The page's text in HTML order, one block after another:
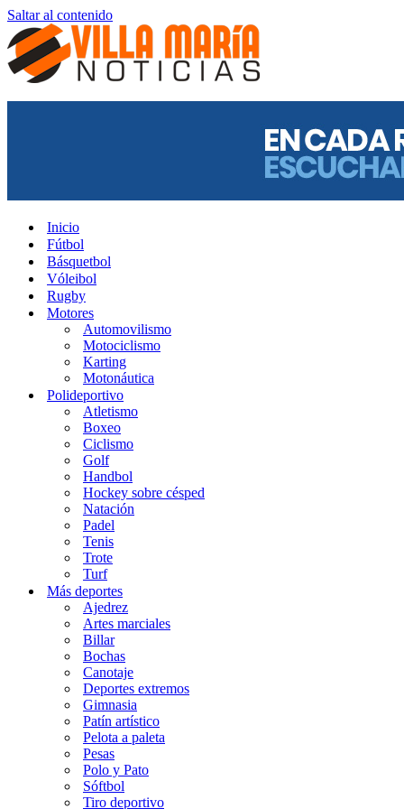
Saltar al contenido
Inicio
Fútbol
Básquetbol
Vóleibol
Rugby
Motores
Automovilismo
Motociclismo
Karting
Motonáutica
Polideportivo
Atletismo
Boxeo
Ciclismo
Golf
Handbol
Hockey sobre césped
Natación
Padel
Tenis
Trote
Turf
Más deportes
Ajedrez
Artes marciales
Billar
Bochas
Canotaje
Deportes extremos
Gimnasia
Patín artístico
Pelota a paleta
Pesas
Polo y Pato
Sóftbol
Tiro deportivo